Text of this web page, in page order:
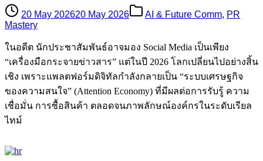
20 May 202620 May 2026 AI & Future Comm, PR
Mastery
ในอดีต นักประชาสัมพันธ์อาจมอง Social Media เป็นเพียง
“เครื่องมือกระจายข่าวสาร” แต่ในปี 2026 โลกเปลี่ยนไปอย่างสิ้น
เชิง เพราะแพลตฟอร์มดิจิทัลกำลังกลายเป็น “ระบบเศรษฐกิจ
ของความสนใจ” (Attention Economy) ที่มีผลต่อการรับรู้ ความ
เชื่อมั่น การซื้อสินค้า ตลอดจนภาพลักษณ์องค์กรในระดับเรียล
ไทม์